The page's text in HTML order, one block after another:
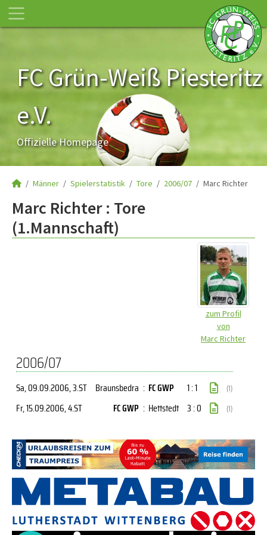
FC Grün-Weiß Piesteritz
e.V.
Offizielle Homepage
Männer Spielerstatistik Tore 2006/07 Marc Richter
Marc Richter : Tore
(1.Mannschaft)
zum Profil
von
Marc Richter
2006/07
Sa, 09.09.2006, 3.ST Braunsbedra : FC GWP 1 : 1 (1)
Fr, 15.09.2006, 4.ST FC GWP : Hettstedt 3 : 0 (1)